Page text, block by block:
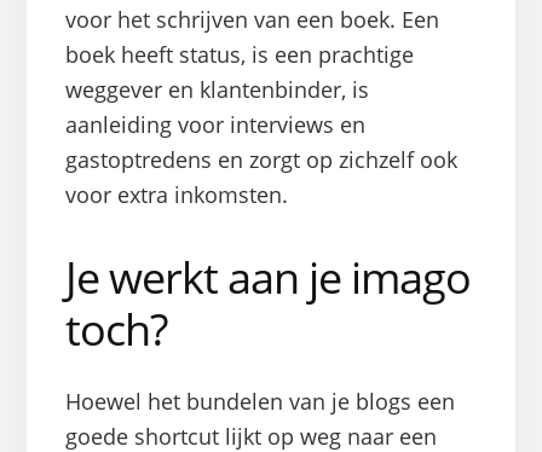
voor het schrijven van een boek. Een
boek heeft status, is een prachtige
weggever en klantenbinder, is
aanleiding voor interviews en
gastoptredens en zorgt op zichzelf ook
voor extra inkomsten.
Je werkt aan je imago
toch?
Hoewel het bundelen van je blogs een
goede shortcut lijkt op weg naar een